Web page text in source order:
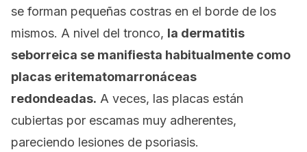
se forman pequeñas costras en el borde de los
mismos. A nivel del tronco, la dermatitis
seborreica se manifiesta habitualmente como
placas eritematomarronáceas
redondeadas. A veces, las placas están
cubiertas por escamas muy adherentes,
pareciendo lesiones de psoriasis.